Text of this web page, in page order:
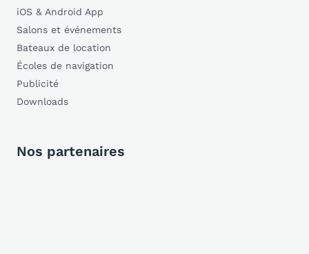
iOS & Android App
Salons et événements
Bateaux de location
Écoles de navigation
Publicité
Downloads
Nos partenaires